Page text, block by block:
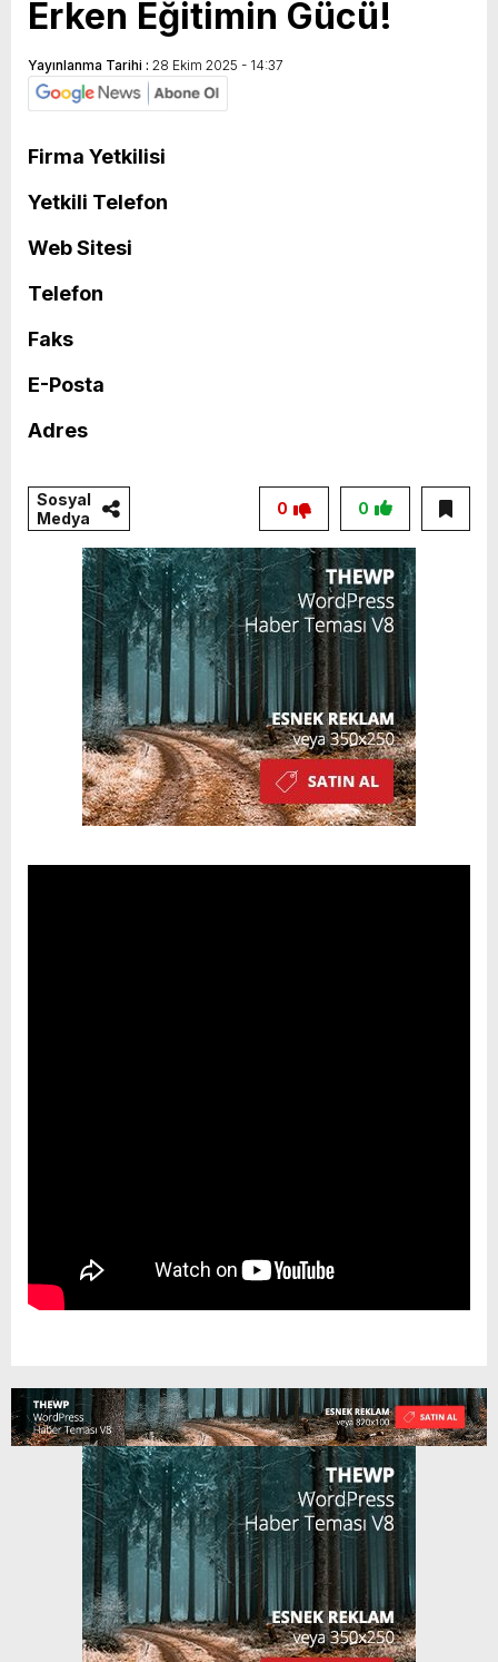
Erken Eğitimin Gücü!
Yayınlanma Tarihi : 28 Ekim 2025 - 14:37
Firma Yetkilisi
Yetkili Telefon
Web Sitesi
Telefon
Faks
E-Posta
Adres
Sosyal
Medya
0
0